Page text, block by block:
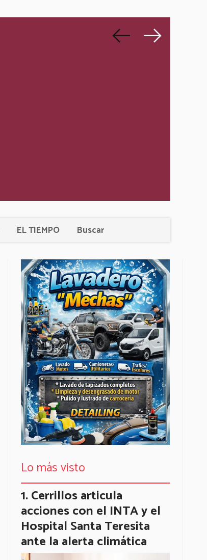
EL TIEMPO Buscar
Lo más visto
Cerrillos articula
acciones con el INTA y el
Hospital Santa Teresita
ante la alerta climática